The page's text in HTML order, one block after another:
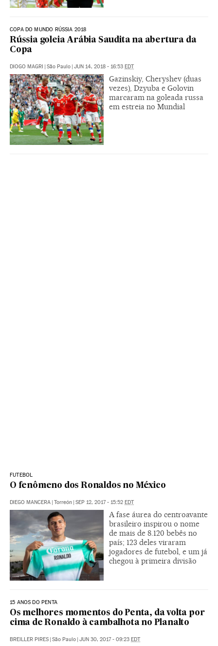
COPA DO MUNDO RÚSSIA 2018
Rússia goleia Arábia Saudita na abertura da
Copa
DIOGO MAGRI | São Paulo | JUN 14, 2018 - 16:53 EDT
Gazinskiy, Cheryshev (duas
vezes), Dzyuba e Golovin
marcaram na goleada russa
em estreia no Mundial
FUTEBOL
O fenômeno dos Ronaldos no México
DIEGO MANCERA | Torreón | SEP 12, 2017 - 15:52 EDT
A fase áurea do centroavante
brasileiro inspirou o nome
de mais de 8.120 bebês no
país; 123 deles viraram
jogadores de futebol, e um já
chegou à primeira divisão
15 ANOS DO PENTA
Os melhores momentos do Penta, da volta por
cima de Ronaldo à cambalhota no Planalto
BREILLER PIRES | São Paulo | JUN 30, 2017 - 09:23 EDT